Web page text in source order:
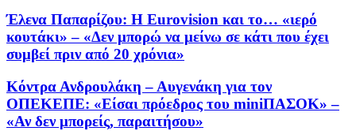
Έλενα Παπαρίζου: Η Eurovision και το… «ιερό
κουτάκι» – «Δεν μπορώ να μείνω σε κάτι που έχει
συμβεί πριν από 20 χρόνια»
Κόντρα Ανδρουλάκη – Αυγενάκη για τον
ΟΠΕΚΕΠΕ: «Είσαι πρόεδρος του miniΠΑΣΟΚ» –
«Αν δεν μπορείς, παραιτήσου»